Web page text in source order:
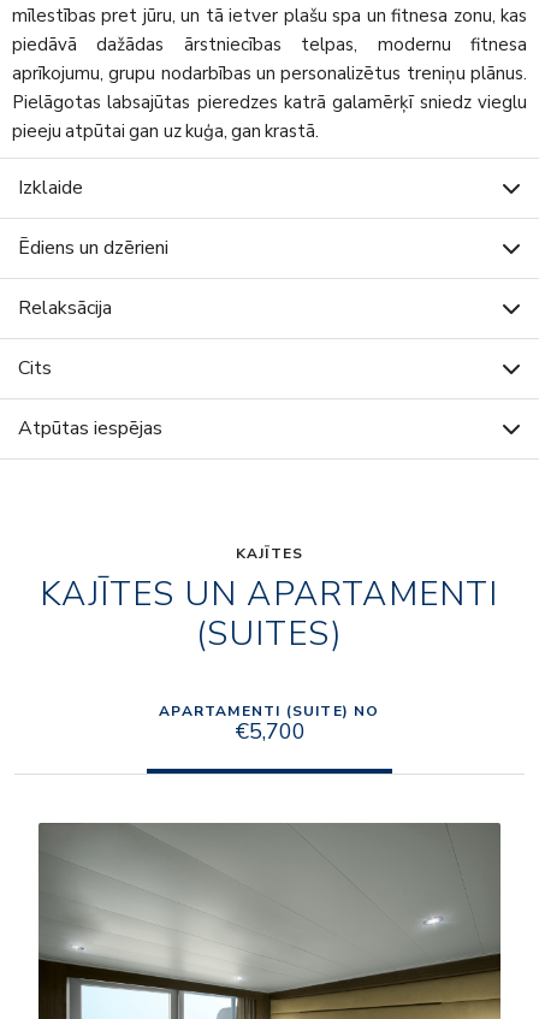
mīlestības pret jūru, un tā ietver plašu spa un fitnesa zonu, kas
piedāvā dažādas ārstniecības telpas, modernu fitnesa
aprīkojumu, grupu nodarbības un personalizētus treniņu plānus.
Pielāgotas labsajūtas pieredzes katrā galamērķī sniedz vieglu
pieeju atpūtai gan uz kuģa, gan krastā.
Izklaide
Ēdiens un dzērieni
Relaksācija
Cits
Atpūtas iespējas
KAJĪTES
KAJĪTES UN APARTAMENTI
(SUITES)
APARTAMENTI (SUITE) NO
€5,700